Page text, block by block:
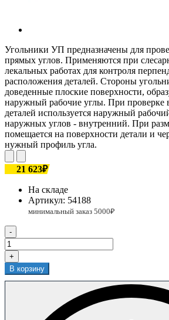
Угольники УП предназначены для
прямых углов. Применяются при
лекальных работах для контроля
расположения деталей. Стороны
доведенные плоские поверхности,
наружный рабочие углы. При проверке
деталей используется наружный
наружных углов - внутренний. При
помещается на поверхности детали и
нужный профиль угла.
21 623₽
На складе
Артикул: 54188
-
+
В корзину